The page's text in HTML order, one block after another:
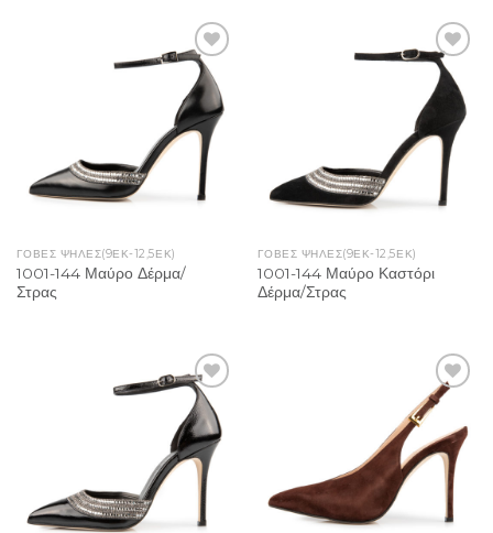
Add to
Wishlist
ΓΌΒΕΣ ΨΗΛΈΣ(9ΕΚ-12,5ΕΚ)
1001-144 Μαύρο Δέρμα/
Στρας
Add to
Wishlist
ΓΌΒΕΣ ΨΗΛΈΣ(9ΕΚ-12,5ΕΚ)
1001-144 Μαύρο Καστόρι
Δέρμα/Στρας
Add to
Wishlist
Add to
Wishlist